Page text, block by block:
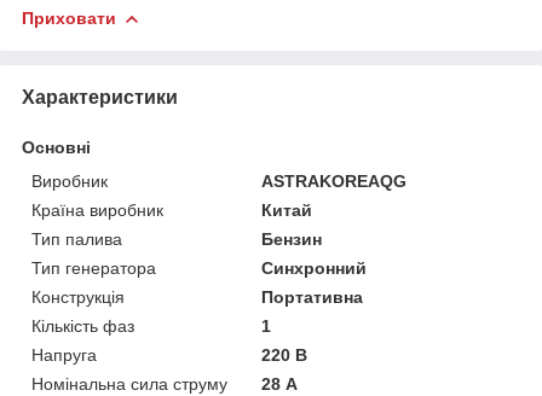
Приховати
Характеристики
Основні
Виробник
ASTRAKOREAQG
Країна виробник
Китай
Тип палива
Бензин
Тип генератора
Синхронний
Конструкція
Портативна
Кількість фаз
1
Напруга
220 В
Номінальна сила струму
28 А